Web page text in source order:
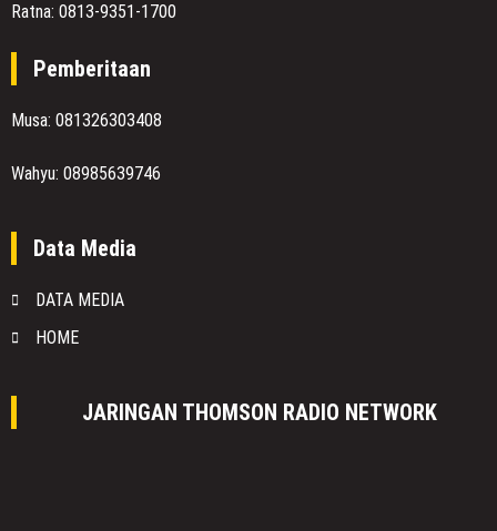
Ratna: 0813-9351-1700
Pemberitaan
Musa: 081326303408
Wahyu: 08985639746
Data Media
DATA MEDIA
HOME
JARINGAN THOMSON RADIO NETWORK